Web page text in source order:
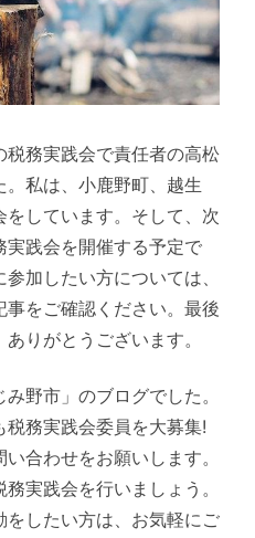
務実践会で責任者の高松
私は、小鹿野町、越生
しています。そして、次
実践会を開催する予定で
加したい方については、
をご確認ください。最後
りがとうございます。
野市」のブログでした。
務実践会委員を大募集!
合わせをお願いします。
実践会を行いましょう。
したい方は、お気軽にご